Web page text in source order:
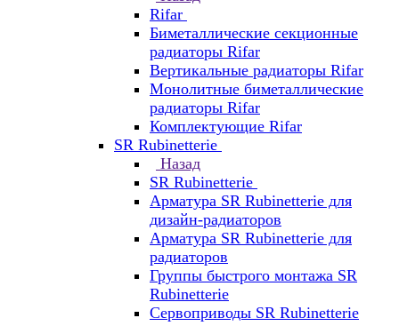
Rifar
Биметаллические секционные
радиаторы Rifar
Вертикальные радиаторы Rifar
Монолитные биметаллические
радиаторы Rifar
Комплектующие Rifar
SR Rubinetterie
Назад
SR Rubinetterie
Арматура SR Rubinetterie для
дизайн-радиаторов
Арматура SR Rubinetterie для
радиаторов
Группы быстрого монтажа SR
Rubinetterie
Сервоприводы SR Rubinetterie